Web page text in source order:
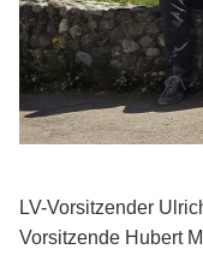
LV-Vorsitzender
Vorsitzende Hubert